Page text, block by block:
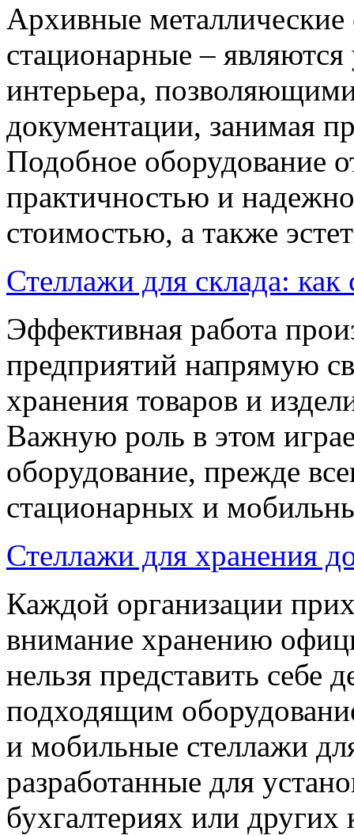
Архивные
стационарные –
интерьера,
документации, занимая
Подобное оборудование
практичностью и
стоимостью, а также
Стеллажи для склада:
Эффективная работа
предприятий напрямую
хранения товаров и
Важную роль в этом
оборудование, прежде
стационарных и
Стеллажи для хранения
Каждой организации
внимание хранению
нельзя представить себе
подходящим
и мобильные стеллажи
разработанные для
бухгалтериях или других